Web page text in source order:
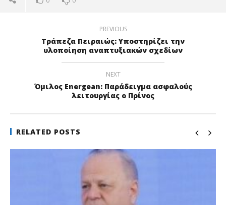
PREVIOUS
Τράπεζα Πειραιώς: Υποστηρίζει την
υλοποίηση αναπτυξιακών σχεδίων
NEXT
Όμιλος Energean: Παράδειγμα ασφαλούς
λειτουργίας ο Πρίνος
RELATED POSTS